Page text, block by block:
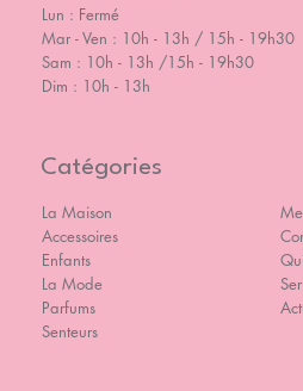
Lun : Fermé
Mar - Ven : 10h - 13h / 15h - 19h30
Sam : 10h - 13h /15h - 19h30
Dim : 10h - 13h
Catégories
La Maison
Accessoires
Enfants
La Mode
Parfums
Senteurs